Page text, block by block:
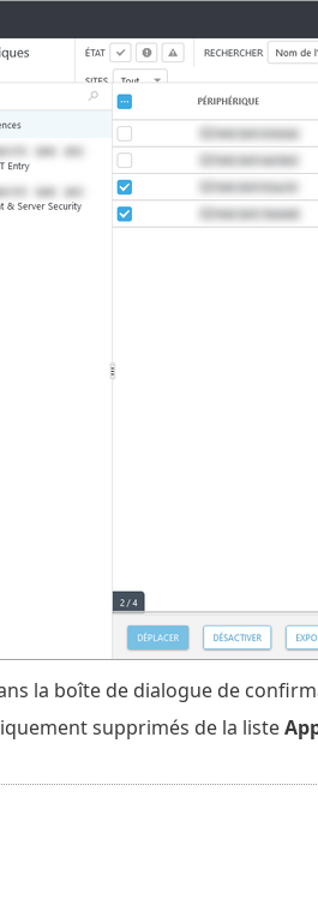
la boîte de dialogue de
supprimés de la liste